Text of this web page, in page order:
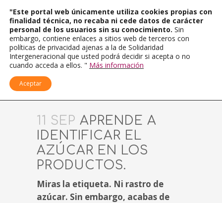
11 SEP APRENDE A
IDENTIFICAR EL
AZÚCAR EN LOS
PRODUCTOS.
Miras la etiqueta. Ni rastro de
azúcar. Sin embargo, acabas de
"Este portal web únicamente utiliza cookies propias con
finalidad técnica, no recaba ni cede datos de carácter
personal de los usuarios sin su conocimiento. Sin
embargo, contiene enlaces a sitios web de terceros con
políticas de privacidad ajenas a la de Solidaridad
Intergeneracional que usted podrá decidir si acepta o no
cuando acceda a ellos. " Más información
Aceptar